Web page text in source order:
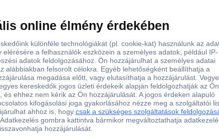
-40 °C
+85 °C
(H x Sz x Ma) 16.5 x 10.4 x 7.6 mm
7.6 mm
16.5 mm